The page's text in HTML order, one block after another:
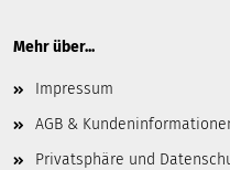
Mehr über...
Impressum
AGB &
Privatsphäre und